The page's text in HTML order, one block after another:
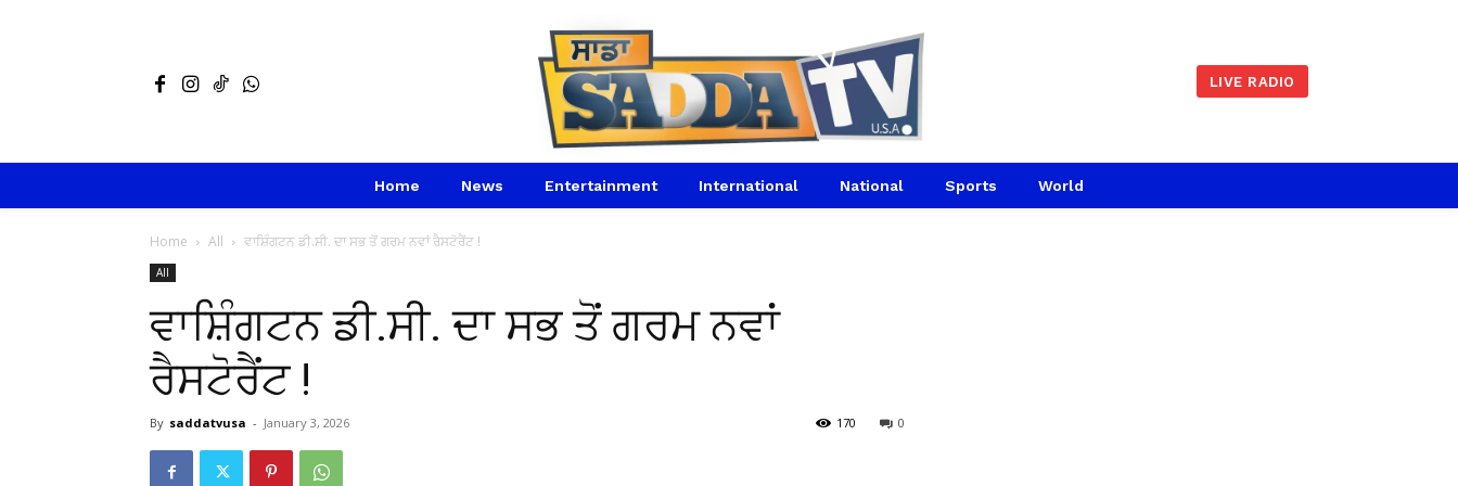
LIVE RADIO
Home News Entertainment International National Sports World
Home All ਵਾਸ਼ਿੰਗਟਨ ਡੀ.ਸੀ. ਦਾ ਸਭ ਤੋਂ ਗਰਮ ਨਵਾਂ ਰੈਸਟੋਰੈਂਟ !
All
ਵਾਸ਼ਿੰਗਟਨ ਡੀ.ਸੀ. ਦਾ ਸਭ ਤੋਂ ਗਰਮ ਨਵਾਂ
ਰੈਸਟੋਰੈਂਟ !
By saddatvusa - January 3, 2026 0
170